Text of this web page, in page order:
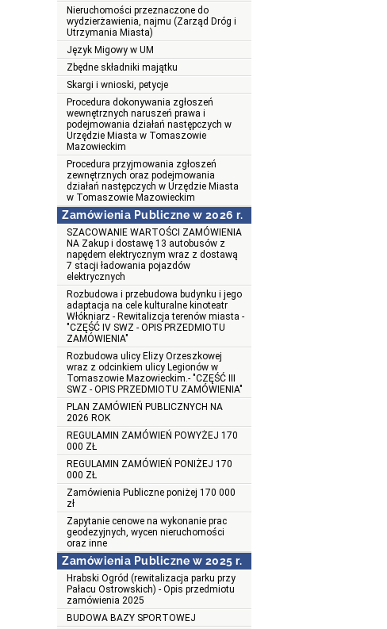
Nieruchomości przeznaczone do
wydzierżawienia, najmu (Zarząd Dróg i
Utrzymania Miasta)
Język Migowy w UM
Zbędne składniki majątku
Skargi i wnioski, petycje
Procedura dokonywania zgłoszeń
wewnętrznych naruszeń prawa i
podejmowania działań następczych w
Urzędzie Miasta w Tomaszowie
Mazowieckim
Procedura przyjmowania zgłoszeń
zewnętrznych oraz podejmowania
działań następczych w Urzędzie Miasta
w Tomaszowie Mazowieckim
Zamówienia Publiczne w 2026 r.
SZACOWANIE WARTOŚCI ZAMÓWIENIA
NA Zakup i dostawę 13 autobusów z
napędem elektrycznym wraz z dostawą
7 stacji ładowania pojazdów
elektrycznych
Rozbudowa i przebudowa budynku i jego
adaptacja na cele kulturalne kinoteatr
Włókniarz - Rewitalizcja terenów miasta -
"CZĘŚĆ IV SWZ - OPIS PRZEDMIOTU
ZAMÓWIENIA"
Rozbudowa ulicy Elizy Orzeszkowej
wraz z odcinkiem ulicy Legionów w
Tomaszowie Mazowieckim.- "CZĘŚĆ III
SWZ - OPIS PRZEDMIOTU ZAMÓWIENIA"
PLAN ZAMÓWIEŃ PUBLICZNYCH NA
2026 ROK
REGULAMIN ZAMÓWIEŃ POWYŻEJ 170
000 ZŁ
REGULAMIN ZAMÓWIEŃ PONIŻEJ 170
000 ZŁ
Zamówienia Publiczne poniżej 170 000
zł
Zapytanie cenowe na wykonanie prac
geodezyjnych, wycen nieruchomości
oraz inne
Zamówienia Publiczne w 2025 r.
Hrabski Ogród (rewitalizacja parku przy
Pałacu Ostrowskich) - Opis przedmiotu
zamówienia 2025
BUDOWA BAZY SPORTOWEJ